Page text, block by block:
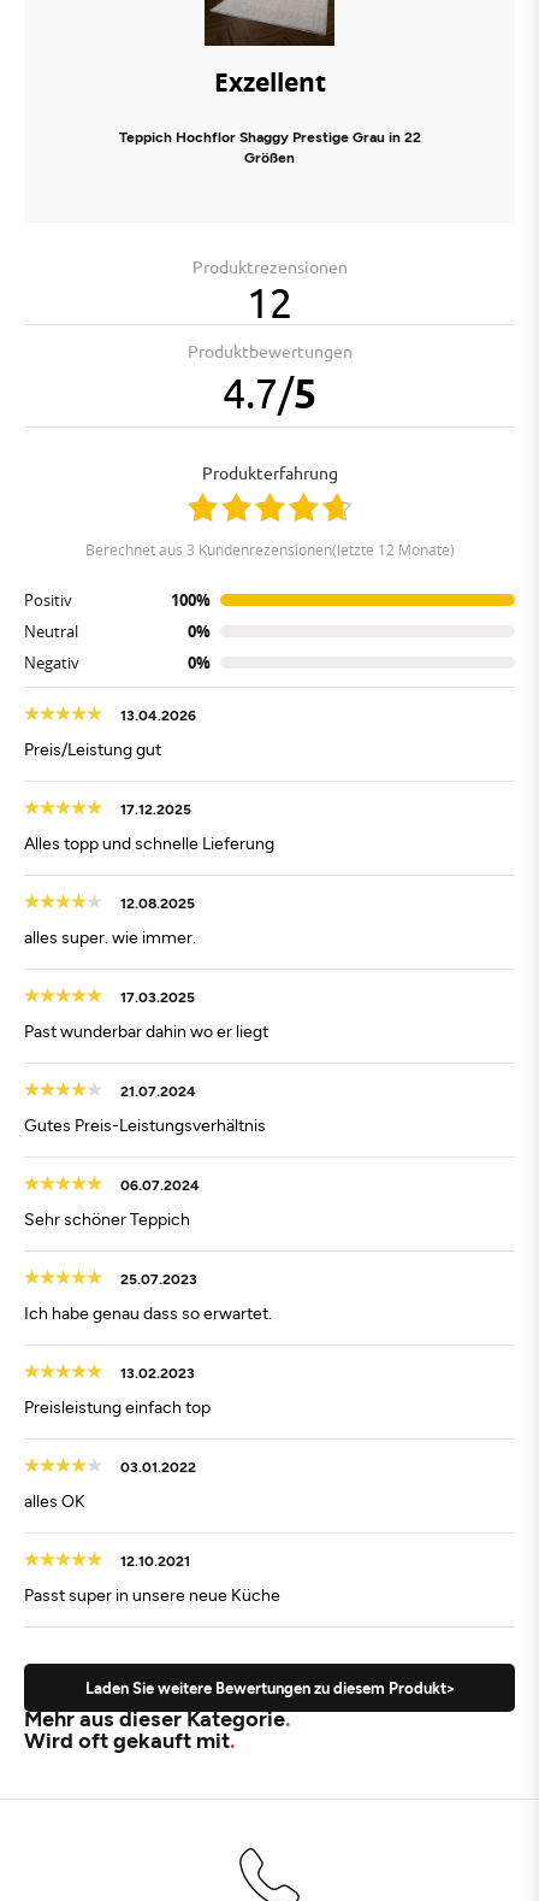
Exzellent
Teppich Hochflor Shaggy Prestige Grau in 22
Größen
Produktrezensionen
12
Produktbewertungen
4.7/5
Produkterfahrung
berechnet aus 3 Kundenrezensionen(letzte 12 Monate)
Positiv
100%
Neutral
0%
Negativ
0%
13.04.2026
Preis/Leistung gut
17.12.2025
Alles topp und schnelle Lieferung
12.08.2025
alles super. wie immer.
17.03.2025
Past wunderbar dahin wo er liegt
21.07.2024
Gutes Preis-Leistungsverhältnis
06.07.2024
Sehr schöner Teppich
25.07.2023
Ich habe genau dass so erwartet.
13.02.2023
Preisleistung einfach top
03.01.2022
alles OK
12.10.2021
Passt super in unsere neue Küche
Laden Sie weitere Bewertungen zu diesem Produkt>
Mehr aus dieser Kategorie
Wird oft gekauft mit